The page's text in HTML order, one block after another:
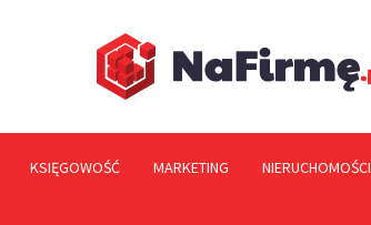
KSIĘGOWOŚĆ MARKETING NIERUCHOMOŚCI